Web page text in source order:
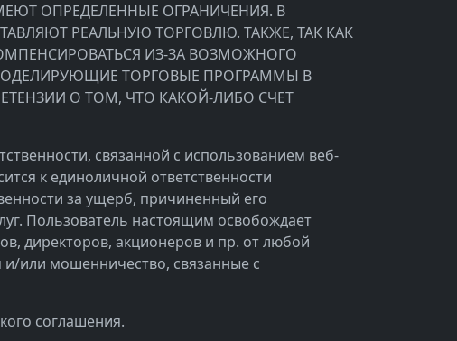
ОПРЕДЕЛЕННЫЕ ОГРАНИЧЕНИЯ. В
РЕАЛЬНУЮ ТОРГОВЛЮ. ТАКЖЕ, ТАК КАК
ИЗ-ЗА ВОЗМОЖНОГО
ТОРГОВЫЕ ПРОГРАММЫ В
О ТОМ, ЧТО КАКОЙ-ЛИБО СЧЕТ
связанной с использованием веб-
к единоличной ответственности
за ущерб, причиненный его
Пользователь настоящим освобождает
директоров, акционеров и пр. от любой
или мошенничество, связанные с
соглашения.